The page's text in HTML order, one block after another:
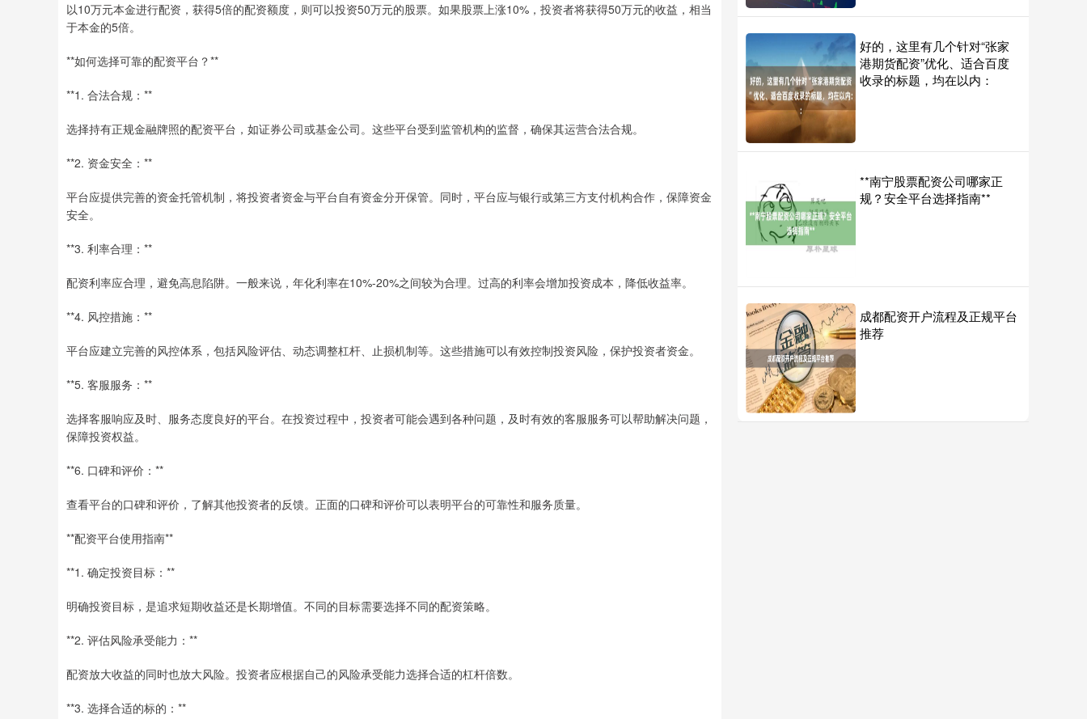
以10万元本金进行配资，获得5倍的配资额度，则可以投资50万元的股票。如果股票上涨10%，投资者将获得50万元的收益，相当
于本金的5倍。
**如何选择可靠的配资平台？**
**1. 合法合规：**
选择持有正规金融牌照的配资平台，如证券公司或基金公司。这些平台受到监管机构的监督，确保其运营合法合规。
**2. 资金安全：**
平台应提供完善的资金托管机制，将投资者资金与平台自有资金分开保管。同时，平台应与银行或第三方支付机构合作，保障资金
安全。
**3. 利率合理：**
配资利率应合理，避免高息陷阱。一般来说，年化利率在10%-20%之间较为合理。过高的利率会增加投资成本，降低收益率。
**4. 风控措施：**
平台应建立完善的风控体系，包括风险评估、动态调整杠杆、止损机制等。这些措施可以有效控制投资风险，保护投资者资金。
**5. 客服服务：**
选择客服响应及时、服务态度良好的平台。在投资过程中，投资者可能会遇到各种问题，及时有效的客服服务可以帮助解决问题，
保障投资权益。
**6. 口碑和评价：**
查看平台的口碑和评价，了解其他投资者的反馈。正面的口碑和评价可以表明平台的可靠性和服务质量。
**配资平台使用指南**
**1. 确定投资目标：**
明确投资目标，是追求短期收益还是长期增值。不同的目标需要选择不同的配资策略。
**2. 评估风险承受能力：**
配资放大收益的同时也放大风险。投资者应根据自己的风险承受能力选择合适的杠杆倍数。
**3. 选择合适的标的：**
好的，这里有几个针对“张家
港期货配资”优化、适合百度
收录的标题，均在以内：
**南宁股票配资公司哪家正
规？安全平台选择指南**
成都配资开户流程及正规平台
推荐